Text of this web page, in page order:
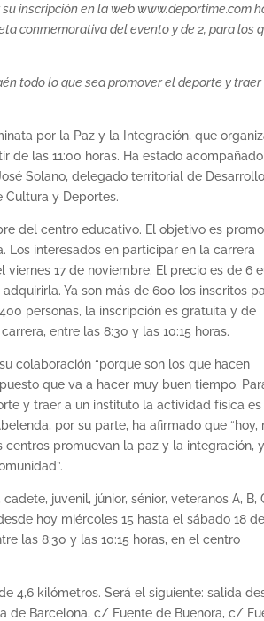
inscripción en la web www.deportime.com
conmemorativa del evento y de 2, para los
todo lo que sea promover el deporte y traer
por la Paz y la Integración, que
de las 11:00 horas. Ha estado
Solano, delegado territorial de Desarrollo
Cultura y Deportes.
del centro educativo. El objetivo es
interesados en participar en la carrera
viernes 17 de noviembre. El precio es de 6
Ya son más de 600 los inscritos
personas, la inscripción es gratuita y de
entre las 8:30 y las 10:15 horas.
colaboración “porque son los que hacen
que va a hacer muy buen tiempo.
y traer a un instituto la actividad física es
por su parte, ha afirmado que “hoy,
centros promuevan la paz y la integración,
juvenil, júnior, sénior, veteranos A, B,
hoy miércoles 15 hasta el sábado 18 de
las 8:30 y las 10:15 horas, en el centro
4,6 kilómetros. Será el siguiente: salida
de Barcelona, c/ Fuente de Buenora, c/